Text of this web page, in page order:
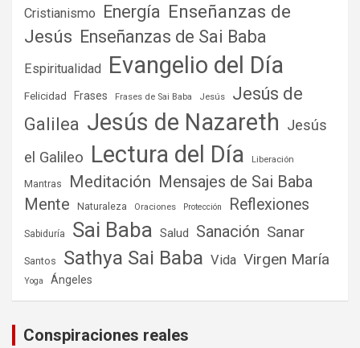
Cristianismo Energía Enseñanzas de
Jesús Enseñanzas de Sai Baba
Espiritualidad Evangelio del Día
Felicidad Frases Frases de Sai Baba Jesús
Jesús de
Galilea Jesús de Nazareth Jesús
el Galileo Lectura del Día Liberación
Mantras Meditación Mensajes de Sai Baba
Mente
Naturaleza Oraciones Protección Reflexiones
Sabiduría Sai Baba Salud Sanación Sanar
Santos Sathya Sai Baba Vida Virgen María
Yoga Ángeles
Conspiraciones reales